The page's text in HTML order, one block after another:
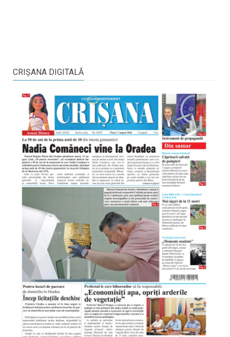
CRIŞANA DIGITALĂ